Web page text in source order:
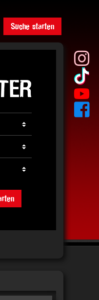
Suche starten